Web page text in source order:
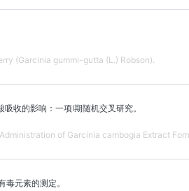
(Garcinia gummi-gutta (L.) Robson).
收的影响：一项I期随机交叉研究。
of Garcinia cambogia Extract
元素的测定。